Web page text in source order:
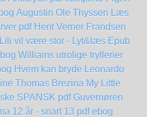
Augustin Ole Thyssen Læs
pdf Hent Verner Frandsen
vil være stor - Lyt&læs Epub
Williams utrolige tryllerier
Hvem kan bryde Leonardo
Thomas Brezina My Little
SPANSK pdf Guvernøren
12 år - snart 13 pdf ebog